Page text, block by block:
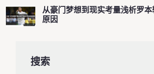
从豪门梦想到现实考量浅析罗
原因
搜索